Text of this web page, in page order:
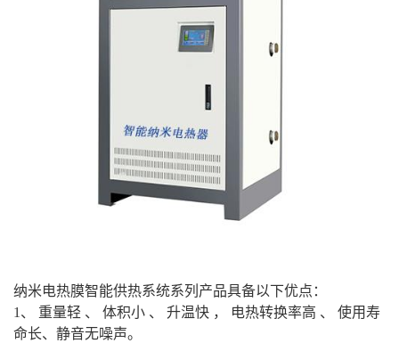
纳米电热膜智能供热系统系列产品具备以下优点：
1、 重量轻 、 体积小 、 升温快 ， 电热转换率高 、 使用寿
命长、静音无噪声。